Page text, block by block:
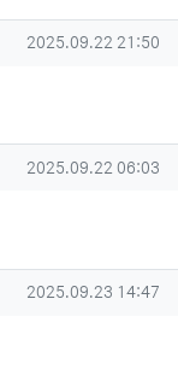
작성일
2025.09.22 21:50
작성일
2025.09.22 06:03
작성일
2025.09.23 14:47